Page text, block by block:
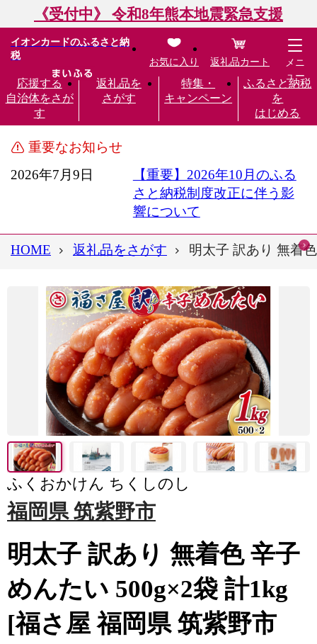
《受付中》 令和8年熊本地震緊急支援
イオンカードのふるさと納
税
応援する
自治体をさが
す
返礼品を
さがす
特集・
キャンペーン
ふるさと納税
を
はじめる
お気に入り 返礼品カート
メニ
ュー
重要なお知らせ
2026年7月9日
【重要】2026年10月のふる
さと納税制度改正に伴う影
響について
HOME 返礼品をさがす 明太子 訳あり 無着
ふくおかけん ちくしのし
福岡県 筑紫野市
明太子 訳あり 無着色 辛子
めんたい 500g×2袋 計1kg
[福さ屋 福岡県 筑紫野市